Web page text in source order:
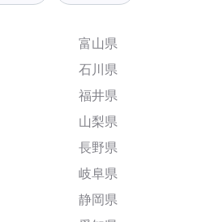
富山県
石川県
福井県
山梨県
長野県
岐阜県
静岡県